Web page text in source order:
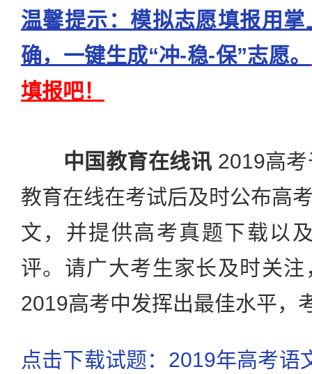
温馨提示：模拟志愿填报用
确，一键生成“冲-稳-保”志愿。
填报吧！
中国教育在线讯2019高考
教育在线在考试后及时公布高
文，并提供高考真题下载以
评。请广大考生家长及时关
2019高考中发挥出最佳水平，
点击下载试题：2019年高考语